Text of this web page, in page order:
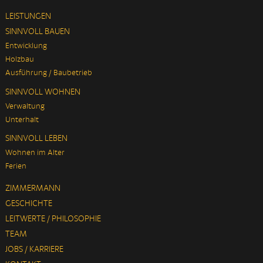
LEISTUNGEN
SINNVOLL BAUEN
Entwicklung
Holzbau
Ausführung / Baubetrieb
SINNVOLL WOHNEN
Verwaltung
Unterhalt
SINNVOLL LEBEN
Wohnen im Alter
Ferien
ZIMMERMANN
GESCHICHTE
LEITWERTE / PHILOSOPHIE
TEAM
JOBS / KARRIERE